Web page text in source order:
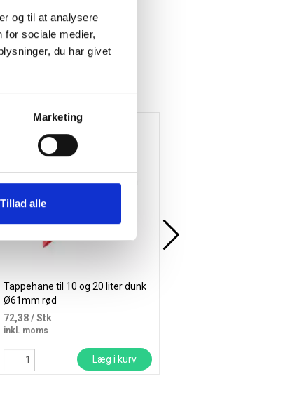
og til at analysere
for sociale medier,
du har givet
Marketing
Tillad alle
Tappehane til 10 og 20 liter dunk
Ø61mm rød
72,38/ Stk
inkl. moms
Læg i kurv